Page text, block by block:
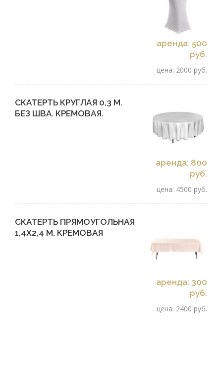
аренда: 500
руб.
цена: 2000 руб.
СКАТЕРТЬ КРУГЛАЯ 0,3 М.
БЕЗ ШВА. КРЕМОВАЯ.
аренда: 800
руб.
цена: 4500 руб.
СКАТЕРТЬ ПРЯМОУГОЛЬНАЯ
1,4Х2,4 М. КРЕМОВАЯ
аренда: 300
руб.
цена: 2400 руб.